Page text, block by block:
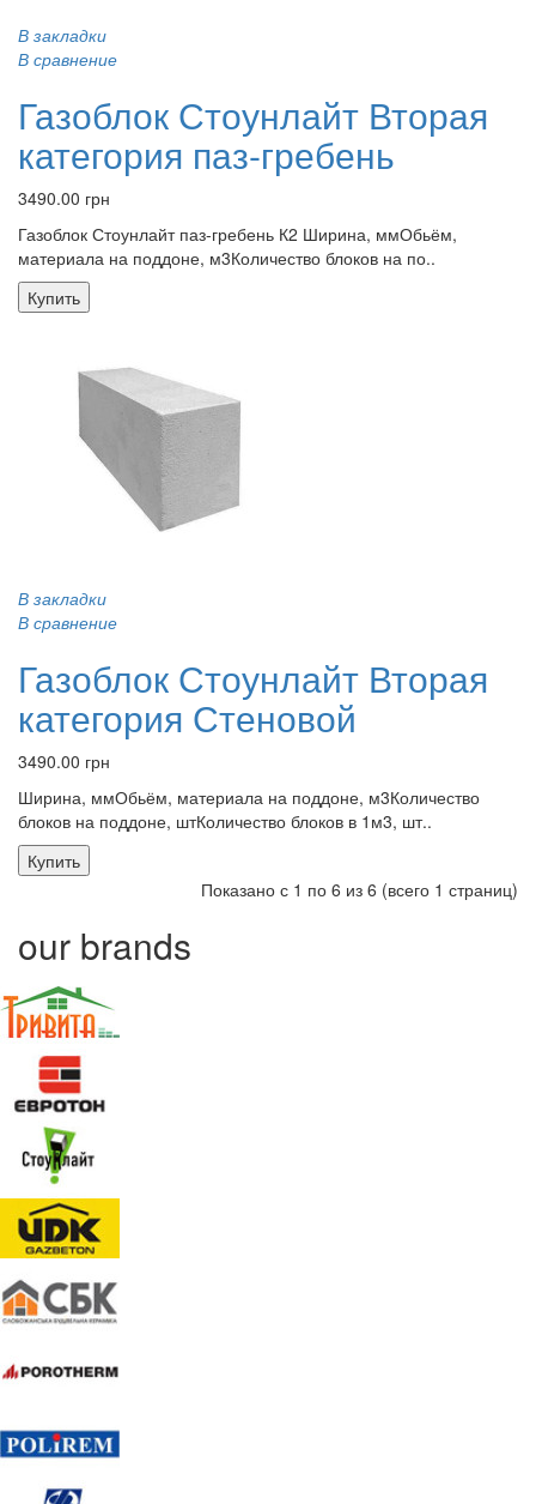
В закладки
В сравнение
Газоблок Стоунлайт Вторая
категория паз-гребень
3490.00 грн
Газоблок Стоунлайт паз-гребень К2 Ширина, ммОбьём,
материала на поддоне, м3Количество блоков на по..
Купить
В закладки
В сравнение
Газоблок Стоунлайт Вторая
категория Стеновой
3490.00 грн
Ширина, ммОбьём, материала на поддоне, м3Количество
блоков на поддоне, штКоличество блоков в 1м3, шт..
Купить
Показано с 1 по 6 из 6 (всего 1 страниц)
our brands